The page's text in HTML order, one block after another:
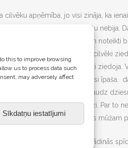
this to improve browsing
us to process data such
may adversely affect
Sīkdatņu iestatījumi
cilvēku apņēmība, jo visi zināja, ka
barikāžu dalībniekiem ieroču nebija.
Ikvienam cilvēkam noteikti
Mani apbrīno arī tas, ka cilvēki
bija ļoti bagāti. Bet cilvēki ziedoja.
Latvijas tauta vienmēr bijusi īpaša.
spēja saliedēt tautu. Bija tik daudz
daži mēģināja dziedāt līdzi. Par to
tika izdziedātas dziesmas, kas mūžam
darīji. Šo darbu mūžam atgādinās